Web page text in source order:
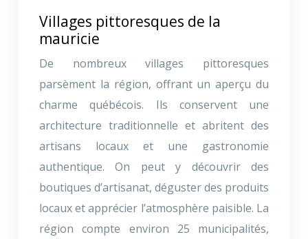
Villages pittoresques de la
mauricie
De nombreux villages pittoresques
parsèment la région, offrant un aperçu du
charme québécois. Ils conservent une
architecture traditionnelle et abritent des
artisans locaux et une gastronomie
authentique. On peut y découvrir des
boutiques d’artisanat, déguster des produits
locaux et apprécier l’atmosphère paisible. La
région compte environ 25 municipalités,